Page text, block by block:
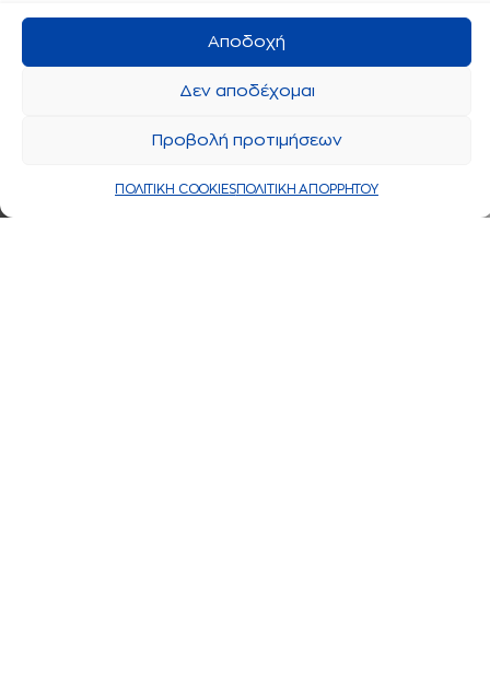
Αποδοχή
Δεν αποδέχομαι
Προβολή προτιμήσεων
ΠΟΛΙΤΙΚΗ COOKIESΠΟΛΙΤΙΚΗ ΑΠΟΡΡΗΤΟΥ